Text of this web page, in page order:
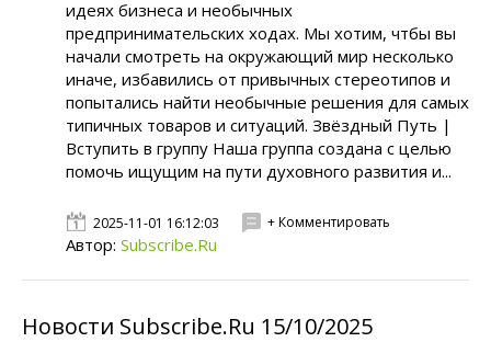
идеях бизнеса и необычных
предпринимательских ходах. Мы хотим, чтбы вы
начали смотреть на окружающий мир несколько
иначе, избавились от привычных стереотипов и
попытались найти необычные решения для самых
типичных товаров и ситуаций. Звёздный Путь |
Вступить в группу Наша группа создана с целью
помочь ищущим на пути духовного развития и...
2025-11-01 16:12:03 + Комментировать
Автор: Subscribe.Ru
Новости Subscribe.Ru 15/10/2025